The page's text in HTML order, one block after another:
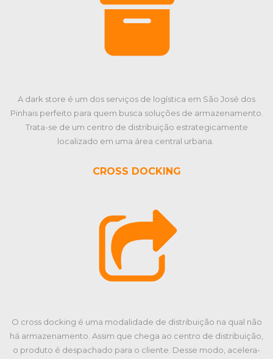
A dark store é um dos serviços de logística em São José dos
Pinhais perfeito para quem busca soluções de armazenamento.
Trata-se de um centro de distribuição estrategicamente
localizado em uma área central urbana.
CROSS DOCKING
O cross docking é uma modalidade de distribuição na qual não
há armazenamento. Assim que chega ao centro de distribuição,
o produto é despachado para o cliente. Desse modo, acelera-